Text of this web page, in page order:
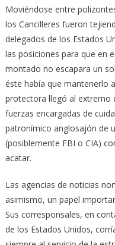
Moviéndose entre
los Cancilleres fueron
delegados de los Estados
las posiciones para que en
montado no escapara un
éste había que mantenerlo
protectora llegó al extremo
fuerzas encargadas de
patronímico anglosajón de
(posiblemente FBI o CIA)
acatar.
Las agencias de noticias
asimismo, un papel
Sus corresponsales, en
de los Estados Unidos,